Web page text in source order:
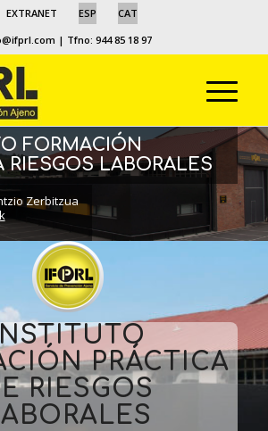
EXTRANET ESP
CAT
| Tfno: 944 85 18 97
FORMACIÓN
RIESGOS LABORALES
Zerbitzua
PRÁCTICA
RIESGOS